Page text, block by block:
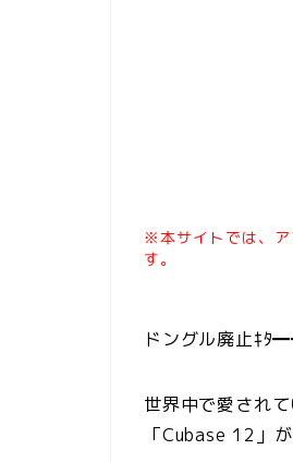
※本サイトでは、ア
す。
ドングル廃止
世界中で愛され
「Cubase 12」